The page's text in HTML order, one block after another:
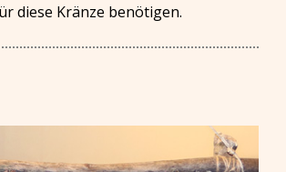
diese Kränze benötigen.